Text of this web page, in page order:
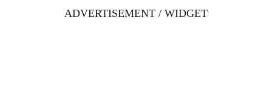
ADVERTISEMENT / WIDGET